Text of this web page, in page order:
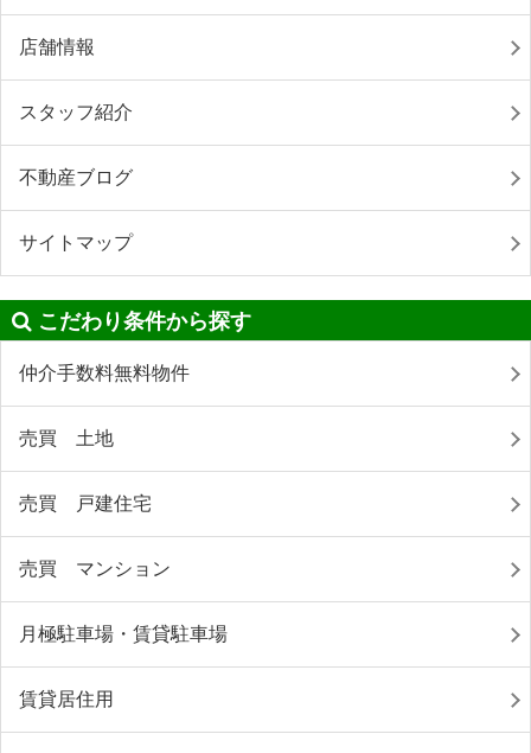
店舗情報
スタッフ紹介
不動産ブログ
サイトマップ
こだわり条件から探す
仲介手数料無料物件
売買 土地
売買 戸建住宅
売買 マンション
月極駐車場・賃貸駐車場
賃貸居住用